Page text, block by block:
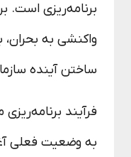
برنامه‌ریزی‌ است.
واکنشی به بحران،
ساختن آینده
فرآیند
به وضعیت فعلی